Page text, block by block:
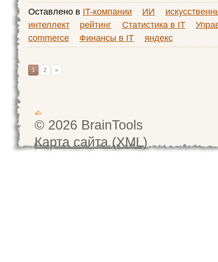
Оставлено в IT-компании ИИ
интеллект
рейтинг Статистика в IT
commerce
Финансы в IT яндекс
1 2 »
© 2026 BrainTools
Карта сайта (XML)